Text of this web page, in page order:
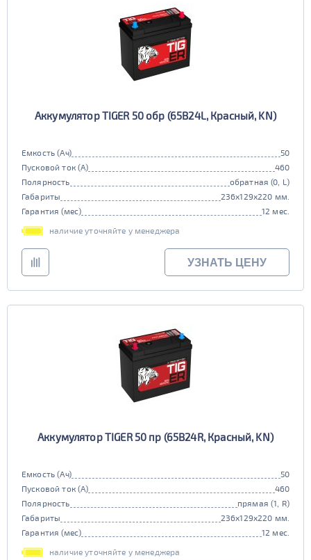
Аккумулятор TIGER 50 обр (65B24L, Красный, KN)
Емкость (Ач)
50
Пусковой ток (А)
460
Полярность
обратная (0, L)
Габариты
236x129x220 мм.
Гарантия (мес)
12 мес.
наличие уточняйте у менеджера
УЗНАТЬ ЦЕНУ
Аккумулятор TIGER 50 пр (65B24R, Красный, KN)
Емкость (Ач)
50
Пусковой ток (А)
460
Полярность
прямая (1, R)
Габариты
236x129x220 мм.
Гарантия (мес)
12 мес.
наличие уточняйте у менеджера